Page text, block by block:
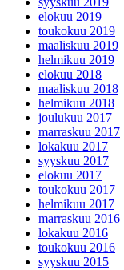
elokuu 2019
toukokuu 2019
maaliskuu 2019
helmikuu 2019
elokuu 2018
maaliskuu 2018
helmikuu 2018
joulukuu 2017
marraskuu 2017
lokakuu 2017
syyskuu 2017
elokuu 2017
toukokuu 2017
helmikuu 2017
marraskuu 2016
lokakuu 2016
toukokuu 2016
syyskuu 2015